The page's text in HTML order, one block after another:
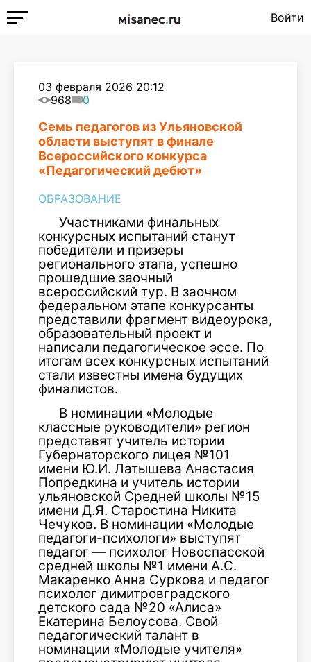
Войти
03 февраля 2026 20:12
968
0
Семь педагогов из Ульяновской
области выступят в финале
Всероссийского конкурса
«Педагогический дебют»
ОБРАЗОВАНИЕ
Участниками финальных
конкурсных испытаний станут
победители и призеры
регионального этапа, успешно
прошедшие заочный
всероссийский тур. В заочном
федеральном этапе конкурсанты
представили фрагмент видеоурока,
образовательный проект и
написали педагогическое эссе. По
итогам всех конкурсных испытаний
стали известны имена будущих
финалистов.
В номинации «Молодые
классные руководители» регион
представят учитель истории
Губернаторского лицея №101
имени Ю.И. Латышева Анастасия
Попредкина и учитель истории
ульяновской Средней школы №15
имени Д.Я. Старостина Никита
Чечуков. В номинации «Молодые
педагоги-психологи» выступят
педагог — психолог Новоспасской
средней школы №1 имени А.С.
Макаренко Анна Суркова и педагог
психолог димитровградского
детского сада №20 «Алиса»
Екатерина Белоусова. Свой
педагогический талант в
номинации «Молодые учителя»